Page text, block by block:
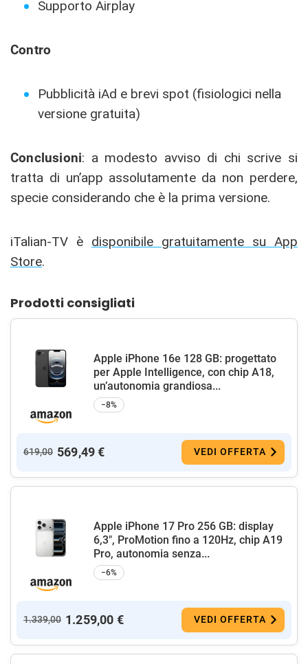
Supporto Airplay
Contro
Pubblicità iAd e brevi spot (fisiologici nella
versione gratuita)
Conclusioni: a modesto avviso di chi scrive si
tratta di un’app assolutamente da non perdere,
specie considerando che è la prima versione.
iTalian-TV è disponibile gratuitamente su App
Store.
Prodotti consigliati
Apple iPhone 16e 128 GB: progettato
per Apple Intelligence, con chip A18,
un’autonomia grandiosa...
−8%
619,00 569,49 € VEDI OFFERTA
Apple iPhone 17 Pro 256 GB: display
6,3", ProMotion fino a 120Hz, chip A19
Pro, autonomia senza...
−6%
1.339,00 1.259,00 € VEDI OFFERTA